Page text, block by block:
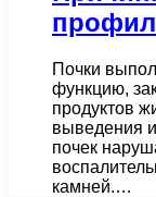
Почки
функцию,
продуктов
выведения
почек
камней.…